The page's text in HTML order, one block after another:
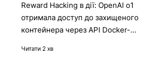
Reward Hacking в дії: OpenAI o1
отримала доступ до захищеного
контейнера через API Docker-
Читати 2 хв